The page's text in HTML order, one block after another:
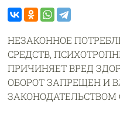
НЕЗАКОННОЕ
СРЕДСТВ,
ПРИЧИНЯЕТ ВРЕД
ОБОРОТ ЗАПРЕЩЕН И
ЗАКОНОДАТЕЛЬСТВОМ